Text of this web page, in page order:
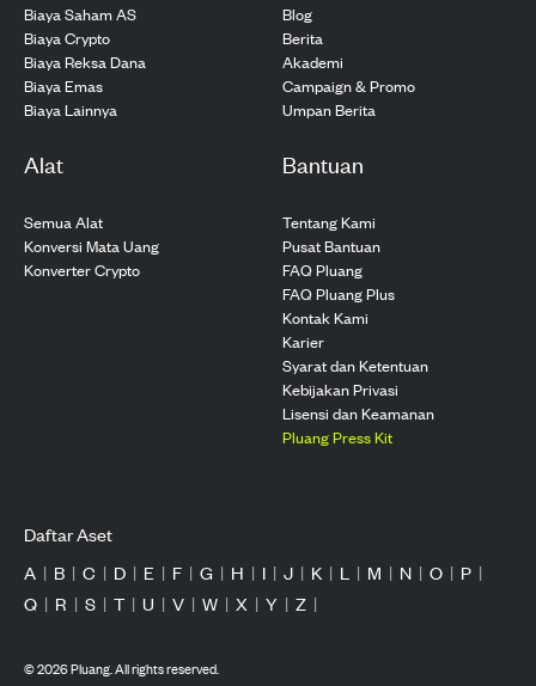
Biaya Saham AS
Biaya Crypto
Biaya Reksa Dana
Biaya Emas
Biaya Lainnya
Blog
Berita
Akademi
Campaign & Promo
Umpan Berita
Alat
Semua Alat
Konversi Mata Uang
Konverter Crypto
Bantuan
Tentang Kami
Pusat Bantuan
FAQ Pluang
FAQ Pluang Plus
Kontak Kami
Karier
Syarat dan Ketentuan
Kebijakan Privasi
Lisensi dan Keamanan
Pluang Press Kit
Daftar Aset
A | B | C | D | E | F | G | H | I | J | K | L | M | N | O | P |
Q | R | S | T | U | V | W | X | Y | Z |
©2026Pluang. All rights reserved.